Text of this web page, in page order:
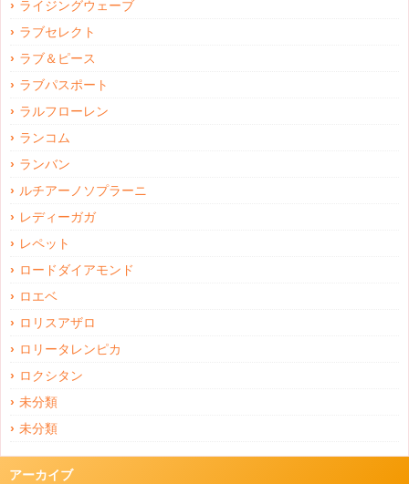
ライジングウェーブ
ラブセレクト
ラブ＆ピース
ラブパスポート
ラルフローレン
ランコム
ランバン
ルチアーノソプラーニ
レディーガガ
レペット
ロードダイアモンド
ロエベ
ロリスアザロ
ロリータレンピカ
ロクシタン
未分類
未分類
アーカイブ